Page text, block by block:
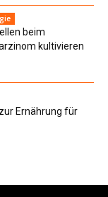
beim
kultivieren
Ernährung für